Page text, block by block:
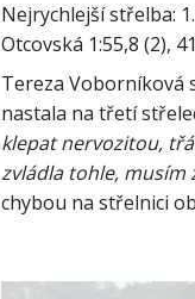
Nejrychlejší střelba: 1.
Tereza Voborníková
nastala na třetí
klepat nervozitou,
zvládla tohle, musím
chybou na střelnici